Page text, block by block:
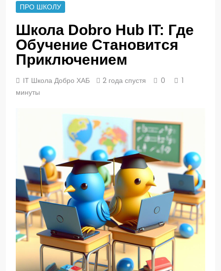
ПРО ШКОЛУ
Школа Dobro Hub IT: Где
Обучение Становится
Приключением
IT Школа Добро ХАБ 2 года спустя 0
1
минуты